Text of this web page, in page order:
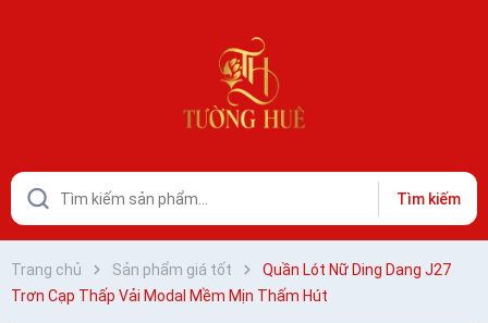
Tìm kiếm
Trang chủ Sản phẩm giá tốt
Quần Lót Nữ Ding Dang J27
Trơn Cạp Thấp Vải Modal Mềm Mịn Thấm Hút